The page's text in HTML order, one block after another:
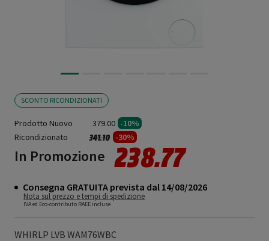
SCONTO RICONDIZIONATI
Prodotto Nuovo 379.00 -10%
Ricondizionato
Prezzo ridotto da
341.10a -30%
In Promozione 238.77
Consegna GRATUITA prevista dal 14/08/2026
Nota sul prezzo e tempi di spedizione
IVA ed Eco-contributo RAEE incluse
WHIRLP LVB WAM76WBC